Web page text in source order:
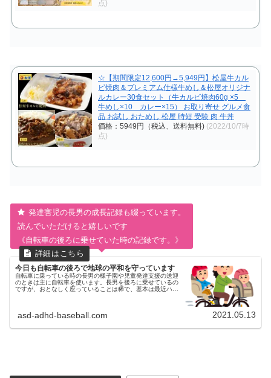
点)
☆【期間限定12,600円→5,949円】松屋牛カル
ビ焼肉＆プレミアム仕様牛めし＆松屋オリジナ
ルカレー30食セット（牛カルビ焼肉60g ×5
牛めし×10 カレー×15） お取り寄せ グルメ食
品 お試し おためし 松屋 時短 受験 肉 牛丼
価格：5949円（税込、送料無料) (2022/10/7時
点)
発達害児の長男の成長記録も綴っています。
読んでいただけると嬉しいです
《自転車の後ろに乗せていた時の記録です。》
今日も自転車の後ろで地球の平和を守っています
自転車に乗っている時の長男の様子園や児童発達支援の送迎
のときは主に自転車を使います。長男を後ろに乗せているの
ですが、おとなしく座っていることは稀で、基本は最近ハマ
asd-adhd-baseball.com 2021.05.13